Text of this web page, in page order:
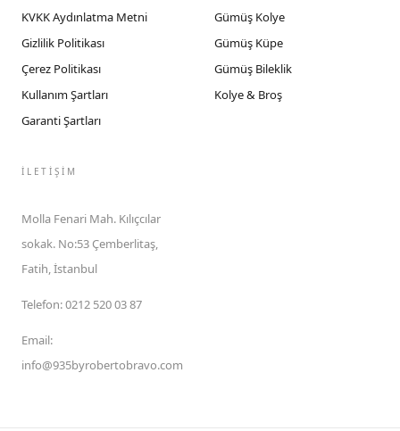
KVKK Aydınlatma Metni
Gizlilik Politikası
Çerez Politikası
Kullanım Şartları
Garanti Şartları
Gümüş Kolye
Gümüş Küpe
Gümüş Bileklik
Kolye & Broş
İLETIŞIM
Molla Fenari Mah. Kılıçcılar
sokak. No:53 Çemberlitaş,
Fatih, İstanbul
Telefon:0212 520 03 87
Email:
info@935byrobertobravo.com